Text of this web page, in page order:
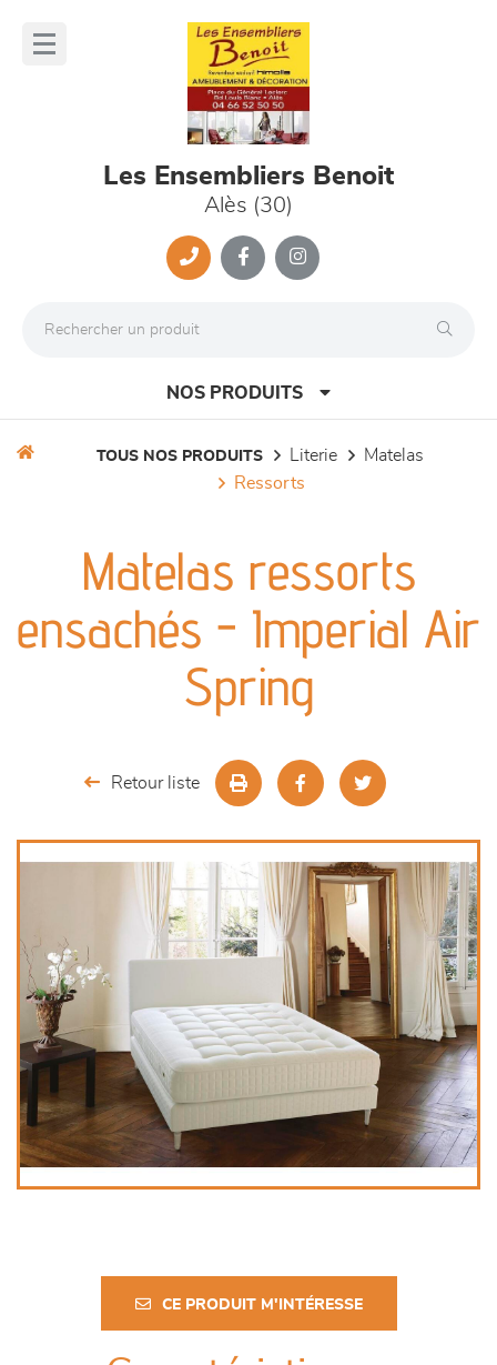
Les Ensembliers Benoit
Alès (30)
NOS PRODUITS
séjours
meubles de complément
chambres et dressing
TOUS NOS PRODUITS literie
matelas
ressorts
Matelas ressorts
ensachés - Imperial Air
Spring
Retour liste
CE PRODUIT M'INTÉRESSE